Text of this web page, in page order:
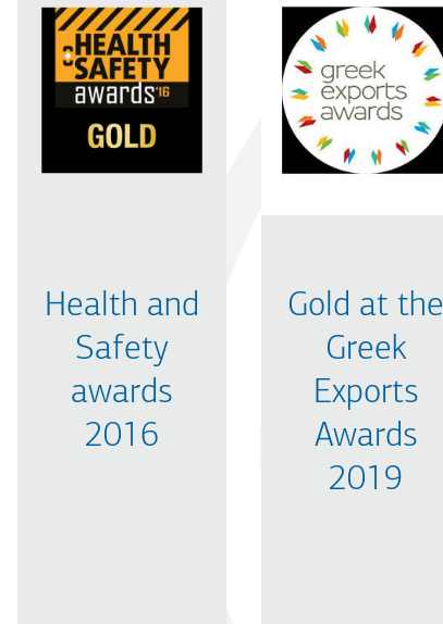
Health and
Safety
awards
2016
Gold at the
Greek
Exports
Awards
2019